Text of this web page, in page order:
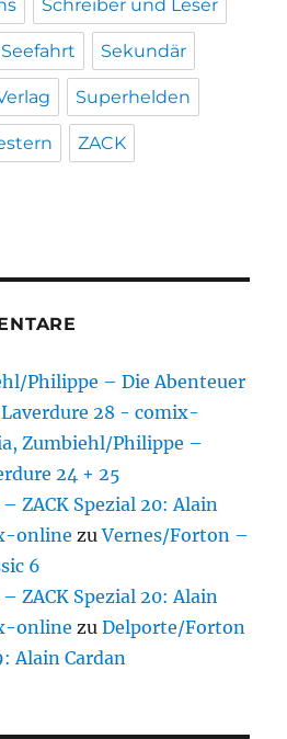
Schreiber und Leser
Seefahrt Sekundär
Superhelden
ZACK
Philippe – Die Abenteuer
28 - comix-
Zumbiehl/Philippe –
24 + 25
ZACK Spezial 20: Alain
online zuVernes/Forton –
6
ZACK Spezial 20: Alain
online zuDelporte/Forton
Alain Cardan